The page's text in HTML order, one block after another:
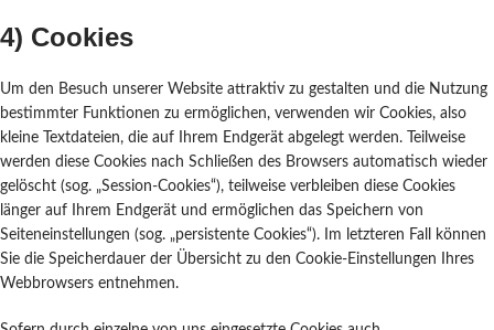
4) Cookies
Um den Besuch unserer Website attraktiv zu gestalten und die Nutzung
bestimmter Funktionen zu ermöglichen, verwenden wir Cookies, also
kleine Textdateien, die auf Ihrem Endgerät abgelegt werden. Teilweise
werden diese Cookies nach Schließen des Browsers automatisch wieder
gelöscht (sog. „Session-Cookies“), teilweise verbleiben diese Cookies
länger auf Ihrem Endgerät und ermöglichen das Speichern von
Seiteneinstellungen (sog. „persistente Cookies“). Im letzteren Fall können
Sie die Speicherdauer der Übersicht zu den Cookie-Einstellungen Ihres
Webbrowsers entnehmen.